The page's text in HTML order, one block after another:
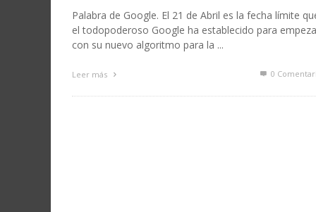
Palabra de Google. El 21 de Abril es la fecha límite
el todopoderoso Google ha establecido para
con su nuevo algoritmo para la ...
Leer más 0